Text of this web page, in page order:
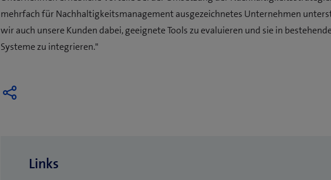
mehrfach für Nachhaltigkeitsmanagement ausgezeichnetes Unternehmen
wir auch unsere Kunden dabei, geeignete Tools zu evaluieren und sie in
Systeme zu integrieren."
Links